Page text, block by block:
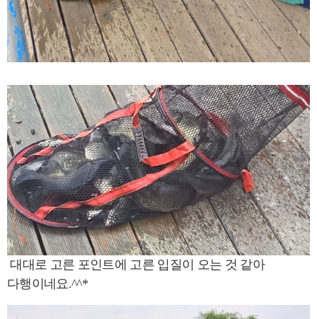
대대로 고른 포인트에 고른 입질이 오는 것 같아
다행이네요.^^*